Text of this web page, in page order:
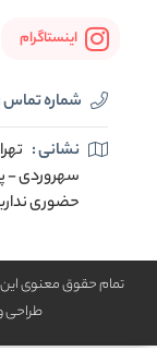
اینستاگرام
شماره تماس
نشانی :
حضوری
تمام حقوق معنوی
طراحی